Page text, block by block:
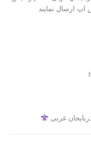
اپ ارسال نمایند
غربی